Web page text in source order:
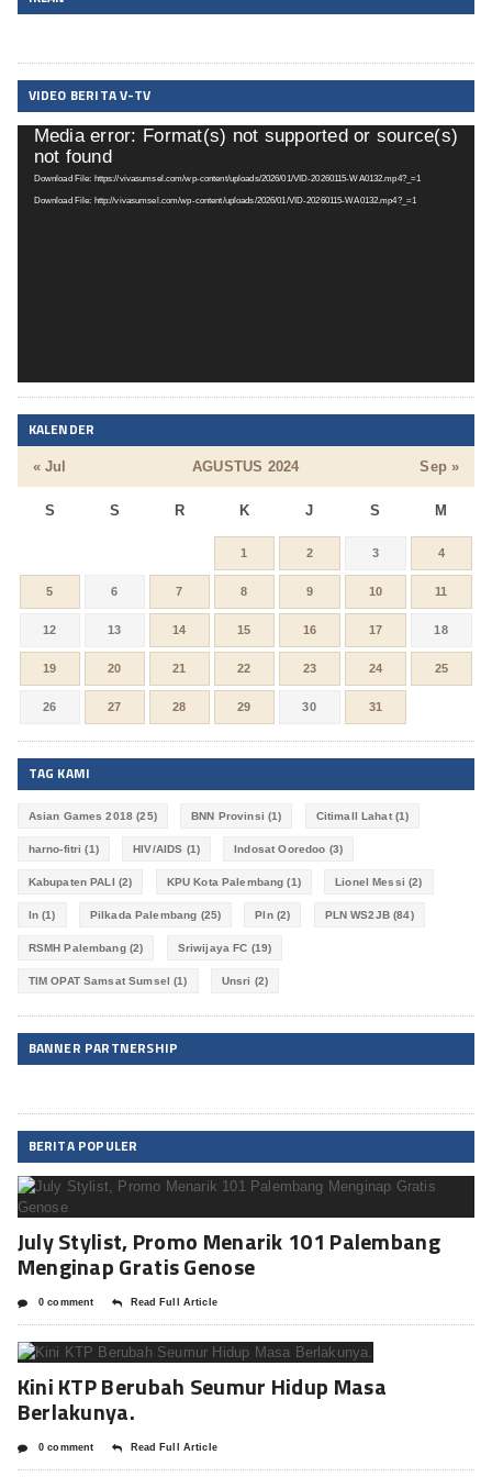
VIDEO BERITA V-TV
Pemutar
Video
Media error: Format(s) not supported or source(s)
not found
Download File: https://vivasumsel.com/wp-content/uploads/2026/01/VID-20260115-WA0132.mp4?_=1
Download File: http://vivasumsel.com/wp-content/uploads/2026/01/VID-20260115-WA0132.mp4?_=1
KALENDER
AGUSTUS 2024
S S R K J S M
« Jul Sep »
1 2 3 4
5 6 7 8 9 10 11
12 13 14 15 16 17 18
19 20 21 22 23 24 25
26 27 28 29 30 31
TAG KAMI
Asian Games 2018 (25) BNN Provinsi (1) Citimall Lahat(1)
harno-fitri (1) HIV/AIDS (1) Indosat Ooredoo (3)
Kabupaten PALI (2) KPU Kota Palembang (1) Lionel Messi (2)
ln (1) Pilkada Palembang (25) Pln(2) PLN WS2JB(84)
RSMH Palembang(2) Sriwijaya FC (19)
TIM OPAT Samsat Sumsel (1) Unsri (2)
BANNER PARTNERSHIP
BERITA POPULER
July Stylist, Promo Menarik 101 Palembang
Menginap Gratis Genose
0 comment Read Full Article
Kini KTP Berubah Seumur Hidup Masa
Berlakunya.
0 comment Read Full Article